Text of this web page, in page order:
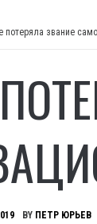
потеряла звание
BY ПЕТР ЮРЬЕВ